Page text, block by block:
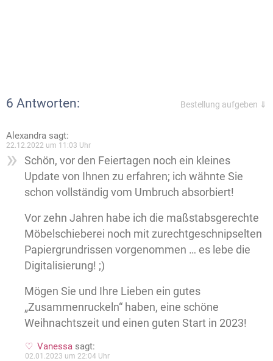
6 Antworten: Bestellung aufgeben ⇓
Alexandra sagt:
22.12.2022 um 11:03 Uhr
Schön, vor den Feiertagen noch ein kleines
Update von Ihnen zu erfahren; ich wähnte Sie
schon vollständig vom Umbruch absorbiert!
Vor zehn Jahren habe ich die maßstabsgerechte
Möbelschieberei noch mit zurechtgeschnipselten
Papiergrundrissen vorgenommen … es lebe die
Digitalisierung! ;)
Mögen Sie und Ihre Lieben ein gutes
„Zusammenruckeln“ haben, eine schöne
Weihnachtszeit und einen guten Start in 2023!
Vanessa sagt:
02.01.2023 um 22:04 Uhr